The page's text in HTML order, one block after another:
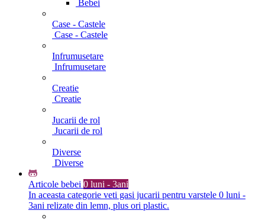
Bebei
Case - Castele
Case - Castele
Infrumusetare
Infrumusetare
Creatie
Creatie
Jucarii de rol
Jucarii de rol
Diverse
Diverse
Articole bebei 0 luni - 3ani
In aceasta categorie veti gasi jucarii pentru varstele 0 luni -
3ani relizate din lemn, plus ori plastic.